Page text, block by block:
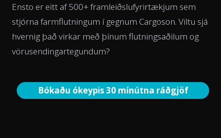
Ensto er eitt af 500+ framleiðslufyrirtækjum sem
stjórna farmflutningum í gegnum Cargoson. Viltu sjá
hvernig það virkar með þínum flutningsaðilum og
vörusendingartegundum?
Bókaðu ókeypis 30 mínútna ráðgjöf